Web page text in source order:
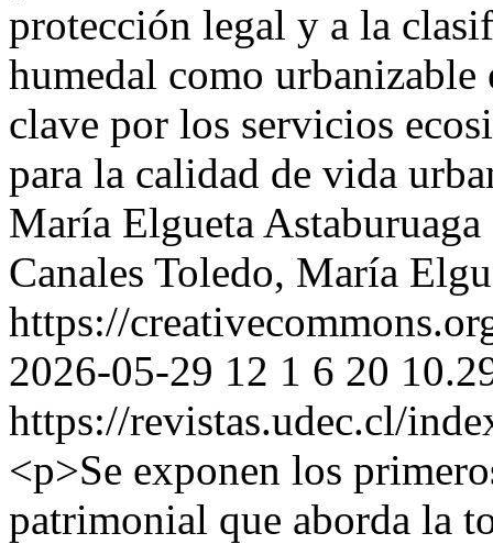
protección legal y a la
humedal como
clave por los servicios
para la calidad de vida
María Elgueta Astaburuaga
Canales Toledo, María
https://
2026-05-29 12 1 6 20
https://revistas.udec.cl/
<p>Se exponen los
patrimonial que aborda la